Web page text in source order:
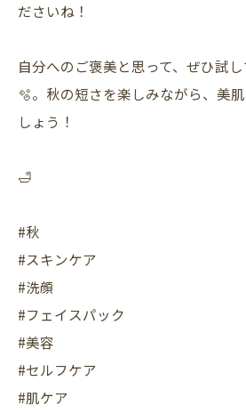
ださいね！
自分へのご褒美と思って、ぜひ試
🫧。秋の短さを楽しみながら、美
しょう！
🛁
#秋
#スキンケア
#洗顔
#フェイスパック
#美容
#セルフケア
#肌ケア